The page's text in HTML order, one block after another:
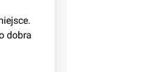
dobra